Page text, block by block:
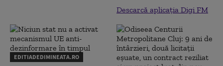
Descarcă aplicația Digi FM
EDITIADEDIMINEATA.RO